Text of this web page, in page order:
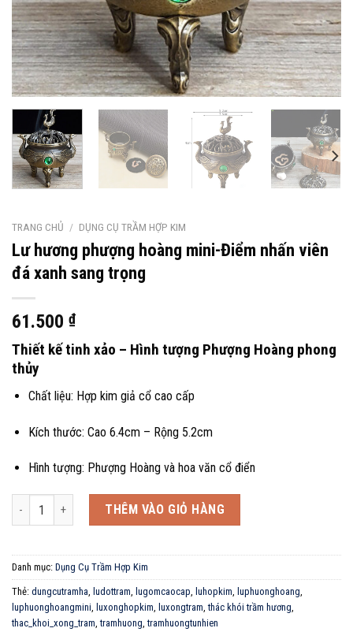
TRANG CHỦ / DỤNG CỤ TRẦM HỢP KIM
Lư hương phượng hoàng mini-Điểm nhấn viên
đá xanh sang trọng
61.500 ₫
Thiết kế tinh xảo – Hình tượng Phượng Hoàng phong
thủy
Chất liệu: Hợp kim giả cổ cao cấp
Kích thước: Cao 6.4cm – Rộng 5.2cm
Hình tượng: Phượng Hoàng và hoa văn cổ điển
Lư hương phượng hoàng mini-Điểm nhấn viên đá xanh sang trọng số
THÊM VÀO GIỎ HÀNG
Danh mục: Dụng Cụ Trầm Hợp Kim
Thẻ: dungcutramha, ludottram, lugomcaocap, luhopkim, luphuonghoang,
luphuonghoangmini, luxonghopkim, luxongtram,thác khói trầm hương,
thac_khoi_xong_tram,tramhuong,tramhuongtunhien